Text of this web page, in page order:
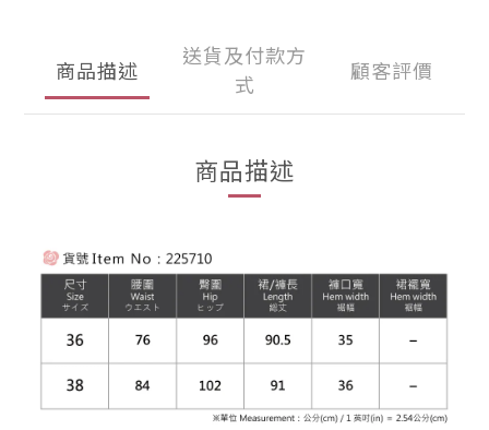
商品描述
送貨及付款方
式
顧客評價
商品描述